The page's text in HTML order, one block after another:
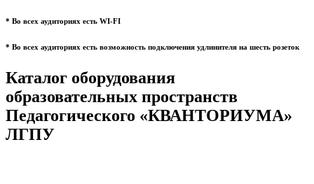
* Во всех аудиториях есть WI-FI
* Во всех аудиториях есть возможность подключения удлинителя на шесть розеток
Каталог оборудования
образовательных пространств
Педагогического «КВАНТОРИУМА»
ЛГПУ